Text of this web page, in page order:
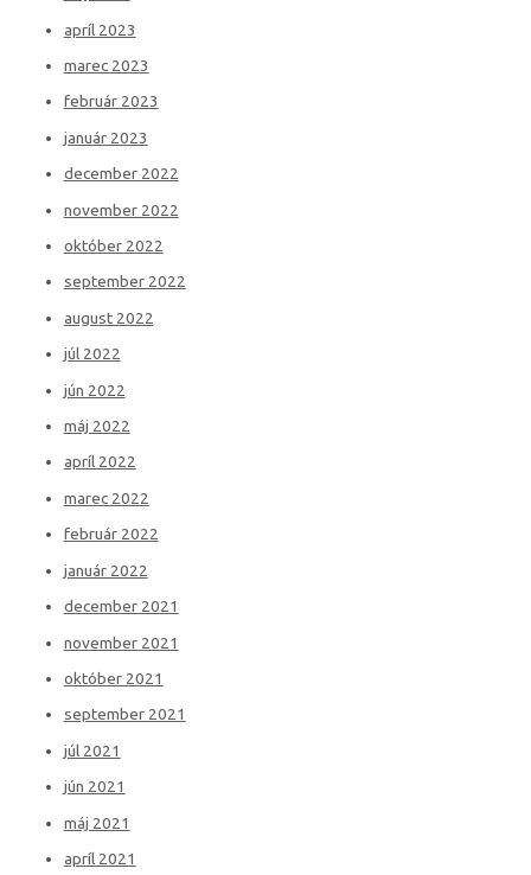
apríl 2023
marec 2023
február 2023
január 2023
december 2022
november 2022
október 2022
september 2022
august 2022
júl 2022
jún 2022
máj 2022
apríl 2022
marec 2022
február 2022
január 2022
december 2021
november 2021
október 2021
september 2021
júl 2021
jún 2021
máj 2021
apríl 2021